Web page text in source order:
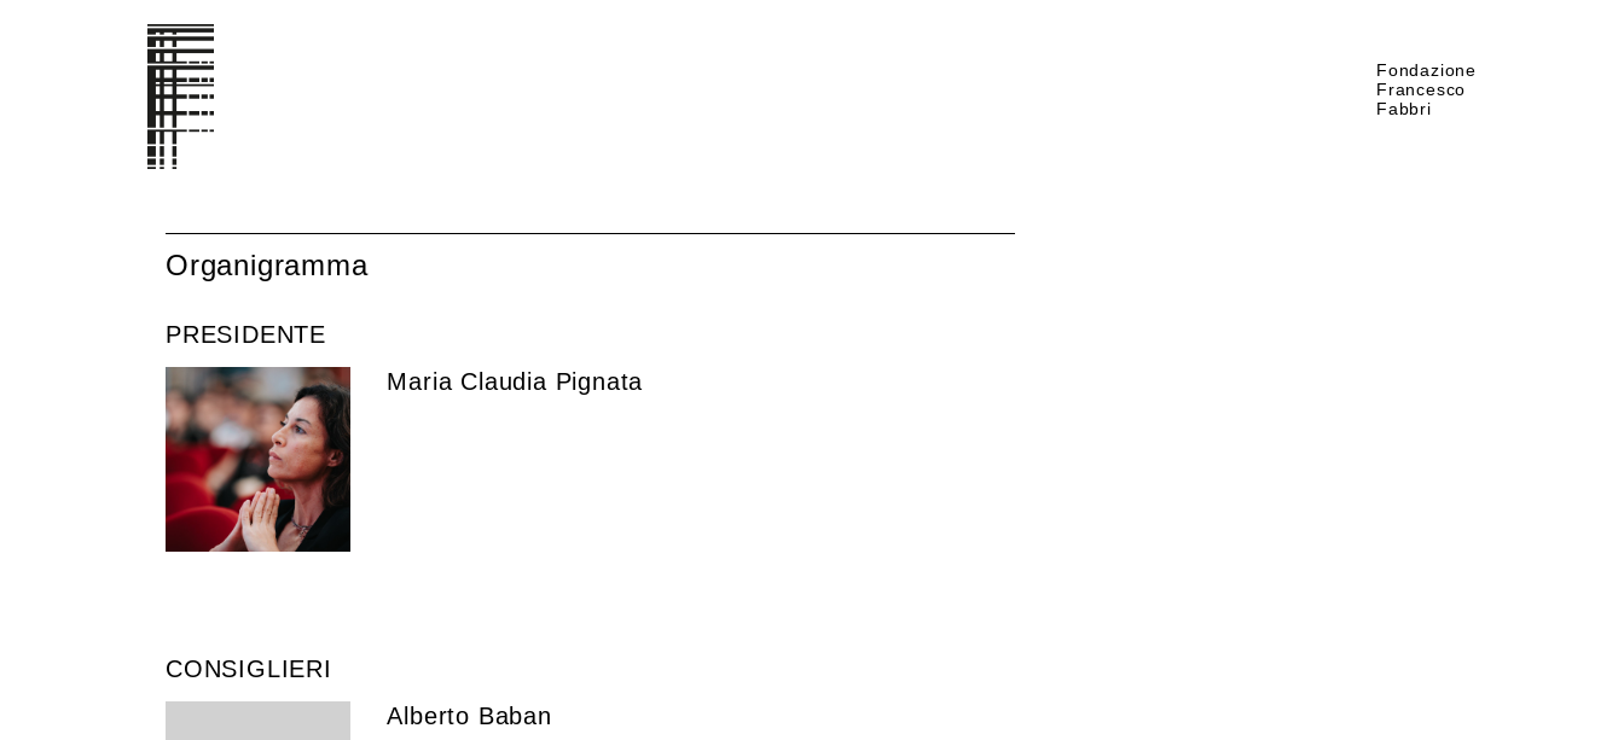
Fondazione
Francesco
Fabbri
Organigramma
PRESIDENTE
Maria Claudia Pignata
CONSIGLIERI
Alberto Baban